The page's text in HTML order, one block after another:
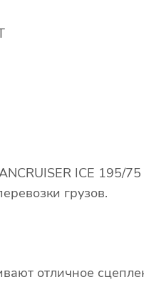
ICE
грузов.
отличное